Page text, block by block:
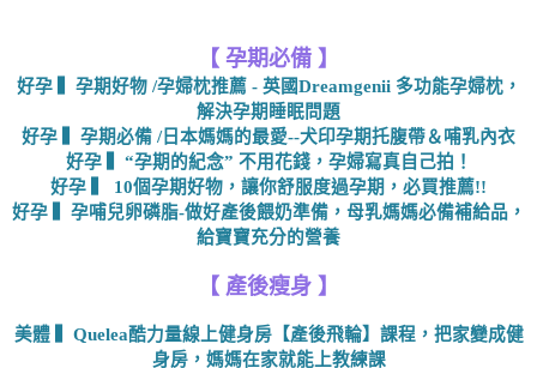
【 孕期必備 】
好孕 ▍孕期好物 /孕婦枕推薦 - 英國Dreamgenii 多功能孕婦枕，
解決孕期睡眠問題
好孕 ▍孕期必備 /日本媽媽的最愛--犬印孕期托腹帶＆哺乳內衣
好孕 ▍“孕期的紀念” 不用花錢，孕婦寫真自己拍！
好孕 ▍ 10個孕期好物，讓你舒服度過孕期，必買推薦!!
好孕 ▍孕哺兒卵磷脂-做好產後餵奶準備，母乳媽媽必備補給品，
給寶寶充分的營養
【 產後瘦身 】
美體 ▍Quelea酷力量線上健身房【產後飛輪】課程，把家變成健
身房，媽媽在家就能上教練課